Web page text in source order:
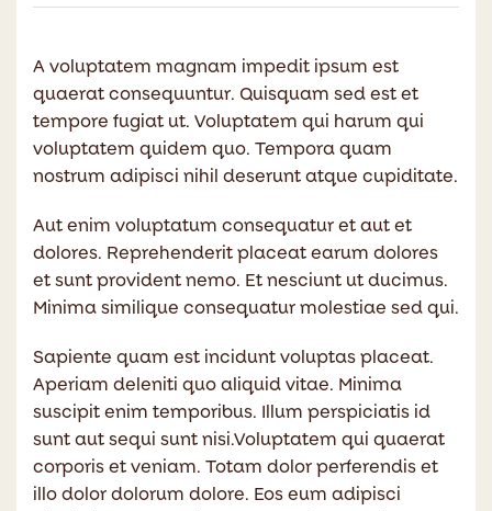
A voluptatem magnam impedit ipsum est
quaerat consequuntur. Quisquam sed est et
tempore fugiat ut. Voluptatem qui harum qui
voluptatem quidem quo. Tempora quam
nostrum adipisci nihil deserunt atque cupiditate.
Aut enim voluptatum consequatur et aut et
dolores. Reprehenderit placeat earum dolores
et sunt provident nemo. Et nesciunt ut ducimus.
Minima similique consequatur molestiae sed qui.
Sapiente quam est incidunt voluptas placeat.
Aperiam deleniti quo aliquid vitae. Minima
suscipit enim temporibus. Illum perspiciatis id
sunt aut sequi sunt nisi.Voluptatem qui quaerat
corporis et veniam. Totam dolor perferendis et
illo dolor dolorum dolore. Eos eum adipisci